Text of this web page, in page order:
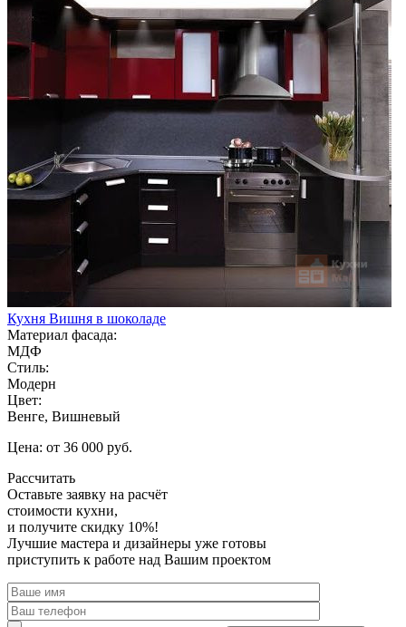
Кухня Вишня в шоколаде
Материал фасада:
МДФ
Стиль:
Модерн
Цвет:
Венге, Вишневый
Цена: от 36 000 руб.
Рассчитать
Оставьте заявку на расчёт
стоимости кухни,
и получите скидку 10%!
Лучшие мастера и дизайнеры уже готовы
приступить к работе над Вашим проектом